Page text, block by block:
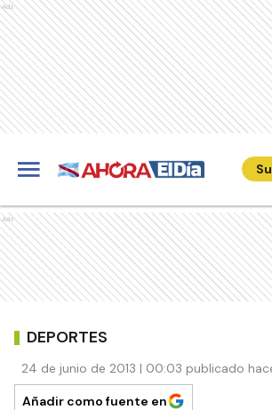
Ads
Ads
DEPORTES
24 de junio de 2013 | 00:03 publicado
Añadir como fuente en